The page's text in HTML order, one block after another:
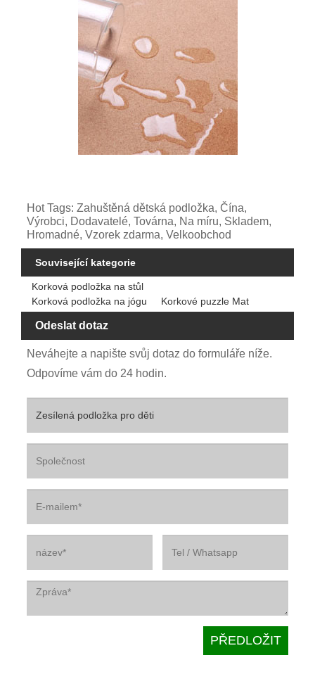
Hot Tags: Zahuštěná dětská podložka, Čína,
Výrobci, Dodavatelé, Továrna, Na míru, Skladem,
Hromadné, Vzorek zdarma, Velkoobchod
Související kategorie
Korková podložka na stůl
Korková podložka na jógu
Korkové puzzle Mat
Odeslat dotaz
Neváhejte a napište svůj dotaz do formuláře níže.
Odpovíme vám do 24 hodin.